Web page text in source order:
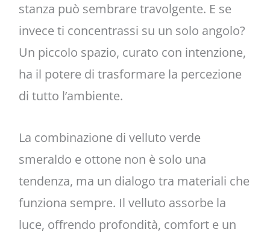
stanza può sembrare travolgente. E se
invece ti concentrassi su un solo angolo?
Un piccolo spazio, curato con intenzione,
ha il potere di trasformare la percezione
di tutto l’ambiente.
La combinazione di velluto verde
smeraldo e ottone non è solo una
tendenza, ma un dialogo tra materiali che
funziona sempre. Il velluto assorbe la
luce, offrendo profondità, comfort e un